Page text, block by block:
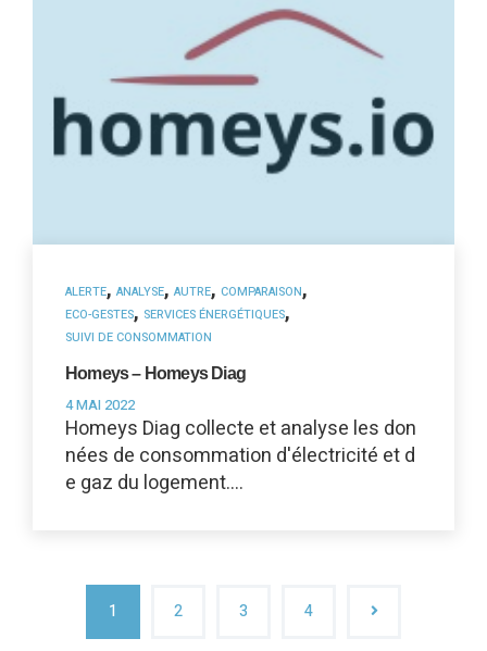
ALERTE, ANALYSE, AUTRE, COMPARAISON,
ECO-GESTES, SERVICES ÉNERGÉTIQUES,
SUIVI DE CONSOMMATION
Homeys – Homeys Diag
4 MAI 2022
Homeys Diag collecte et analyse les don
nées de consommation d'électricité et d
e gaz du logement.…
1 2 3 4